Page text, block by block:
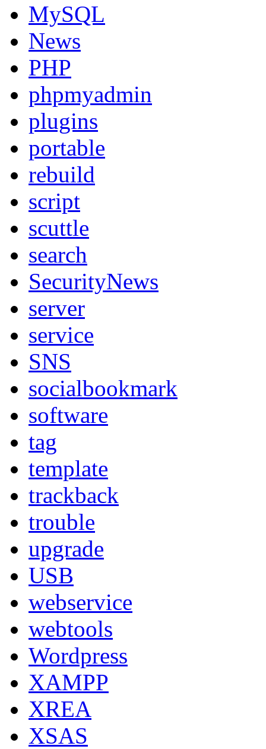
MySQL
News
PHP
phpmyadmin
plugins
portable
rebuild
script
scuttle
search
SecurityNews
server
service
SNS
socialbookmark
software
tag
template
trackback
trouble
upgrade
USB
webservice
webtools
Wordpress
XAMPP
XREA
XSAS